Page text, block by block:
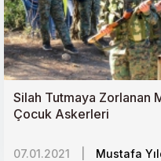
Silah Tutmaya Zorlanan
Çocuk Askerleri
07.01.2021 Mustafa